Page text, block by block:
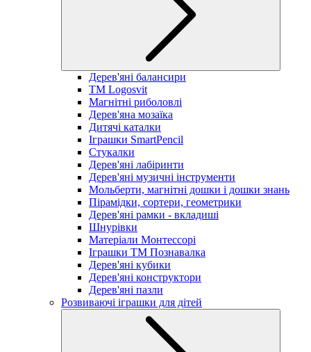
Дерев'яні балансири
TM Logosvit
Магнітні риболовлі
Дерев'яна мозаїка
Дитячі каталки
Іграшки SmartPencil
Стукалки
Дерев'яні лабіринти
Дерев'яні музичні інструменти
Мольберти, магнітні дошки і дошки знань
Пірамідки, сортери, геометрики
Дерев'яні рамки - вкладиші
Шнурівки
Матеріали Монтессорі
Іграшки ТМ Познавалка
Дерев'яні кубики
Дерев'яні конструктори
Дерев'яні пазли
Розвиваючі іграшки для дітей